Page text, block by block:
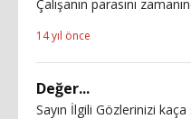
Çalışanın parasını
14 yıl önce
Değer...
Sayın İlgili Gözlerinizi